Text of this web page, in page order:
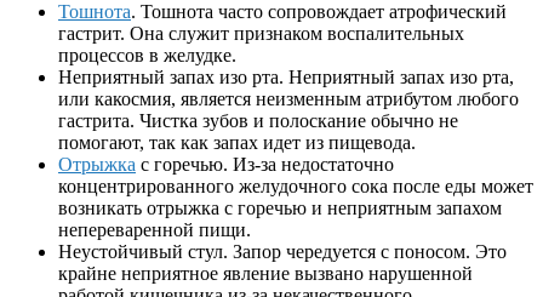
Тошнота. Тошнота часто сопровождает атрофический
гастрит. Она служит признаком воспалительных
процессов в желудке.
Неприятный запах изо рта. Неприятный запах изо рта,
или какосмия, является неизменным атрибутом любого
гастрита. Чистка зубов и полоскание обычно не
помогают, так как запах идет из пищевода.
Отрыжка с горечью. Из-за недостаточно
концентрированного желудочного сока после еды может
возникать отрыжка с горечью и неприятным запахом
непереваренной пищи.
Неустойчивый стул. Запор чередуется с поносом. Это
крайне неприятное явление вызвано нарушенной